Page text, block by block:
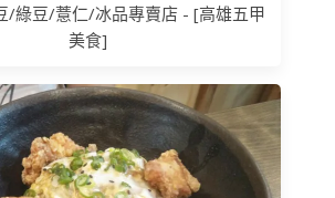
/綠豆/薏仁/冰品專賣店 - [高雄五甲
美食]